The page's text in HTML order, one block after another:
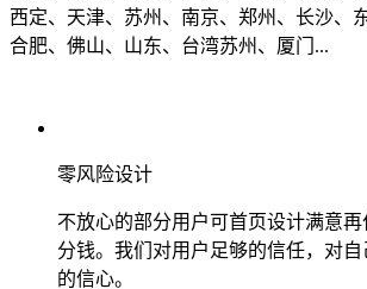
西定、天津、苏州、南京、郑州、长沙、
合肥、佛山、山东、台湾苏州、厦门...
零风险设计
不放心的部分用户可首页设计满意
分钱。我们对用户足够的信任，对
的信心。